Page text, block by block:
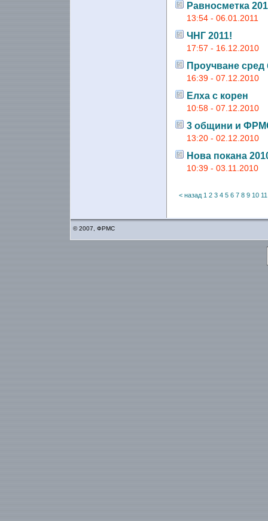
Равносметка
13:54 - 06.01.2011
ЧНГ 2011!
17:57 - 16.12.2010
Проучване сред
16:39 - 07.12.2010
Елха с корен
10:58 - 07.12.2010
3 общини и
13:20 - 02.12.2010
Нова покана
10:39 - 03.11.2010
< назад 1 2 3 4 5 6 7 8 9 10 11
© 2007, ФРМС